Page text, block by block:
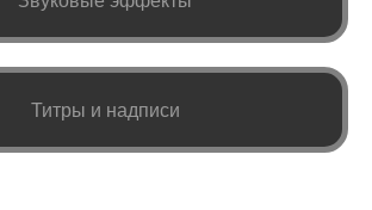
Титры и надписи